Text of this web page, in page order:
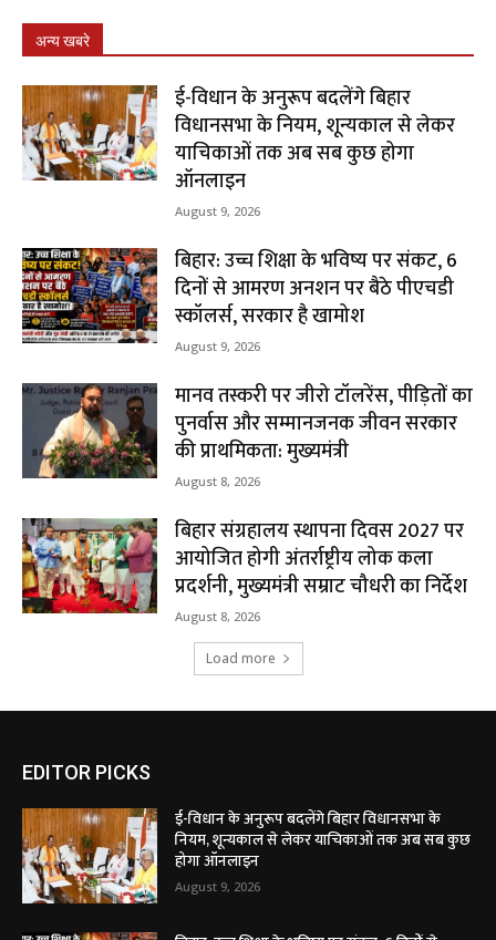
अन्य खबरे
ई-विधान के अनुरूप बदलेंगे बिहार
विधानसभा के नियम, शून्यकाल से लेकर
याचिकाओं तक अब सब कुछ होगा
ऑनलाइन
August 9, 2026
बिहार: उच्च शिक्षा के भविष्य पर संकट, 6
दिनों से आमरण अनशन पर बैठे पीएचडी
स्कॉलर्स, सरकार है खामोश
August 9, 2026
मानव तस्करी पर जीरो टॉलरेंस, पीड़ितों का
पुनर्वास और सम्मानजनक जीवन सरकार
की प्राथमिकता: मुख्यमंत्री
August 8, 2026
बिहार संग्रहालय स्थापना दिवस 2027 पर
आयोजित होगी अंतर्राष्ट्रीय लोक कला
प्रदर्शनी, मुख्यमंत्री सम्राट चौधरी का निर्देश
August 8, 2026
Load more
EDITOR PICKS
ई-विधान के अनुरूप बदलेंगे बिहार विधानसभा के
नियम, शून्यकाल से लेकर याचिकाओं तक अब सब कुछ
होगा ऑनलाइन
August 9, 2026